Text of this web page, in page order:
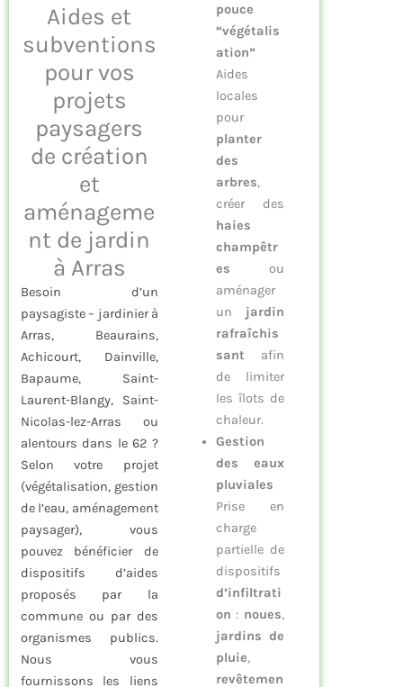
Aides et
subventions
pour vos
projets
paysagers
de création
et
aménageme
nt de jardin
à Arras
Besoin d’un
paysagiste – jardinier à
Arras, Beaurains,
Achicourt, Dainville,
Bapaume, Saint-
Laurent-Blangy, Saint-
Nicolas-lez-Arras ou
alentours dans le 62 ?
Selon votre projet
(végétalisation, gestion
de l’eau, aménagement
paysager), vous
pouvez bénéficier de
dispositifs d’aides
proposés par la
commune ou par des
organismes publics.
Nous vous
fournissons les liens
pouce
“végétalis
ation”
Aides
locales
pour
planter
des
arbres,
créer des
haies
champêtr
es ou
aménager
un jardin
rafraîchis
santafin
de limiter
les îlots de
chaleur.
Gestion
des eaux
pluviales
Prise en
charge
partielle de
dispositifs
d’infiltrati
on : noues,
jardins de
pluie,
revêtemen